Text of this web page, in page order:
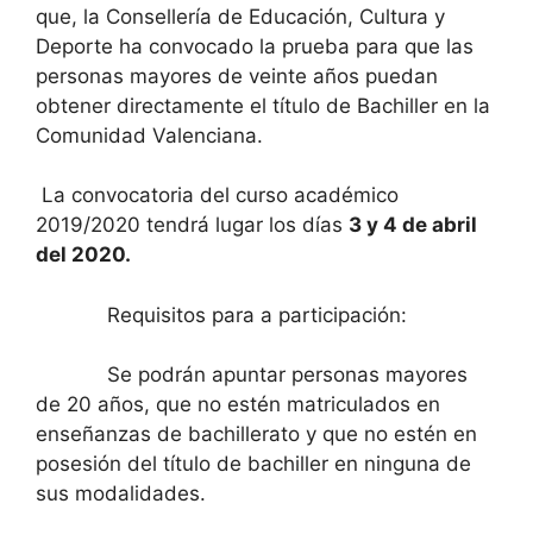
que, la Consellería de Educación, Cultura y
Deporte ha convocado la prueba para que las
personas mayores de veinte años puedan
obtener directamente el título de Bachiller en la
Comunidad Valenciana.
La convocatoria del curso académico
2019/2020 tendrá lugar los días 3 y 4 de abril
del 2020.
Requisitos para a participación:
Se podrán apuntar personas mayores
de 20 años, que no estén matriculados en
enseñanzas de bachillerato y que no estén en
posesión del título de bachiller en ninguna de
sus modalidades.